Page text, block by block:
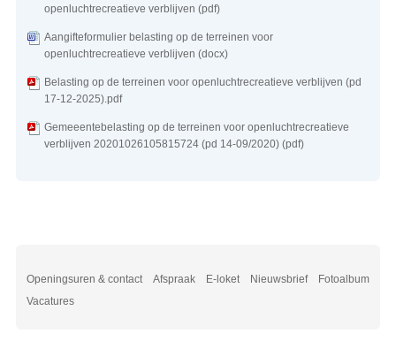
Openingsuren & contact Afspraak E-loket Nieuwsbrief
Fotoalbum
Vacatures
openluchtrecreatieve verblijven (pdf)
Aangifteformulier belasting op de terreinen voor
openluchtrecreatieve verblijven (docx)
Belasting op de terreinen voor openluchtrecreatieve verblijven (pd
17-12-2025).pdf
Gemeeentebelasting op de terreinen voor openluchtrecreatieve
verblijven 20201026105815724 (pd 14-09/2020) (pdf)